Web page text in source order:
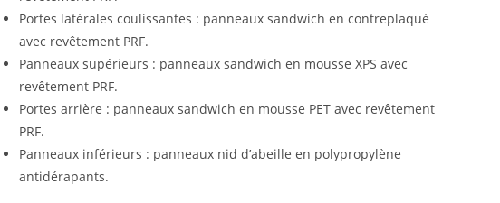
Portes latérales coulissantes : panneaux sandwich en contreplaqué
avec revêtement PRF.
Panneaux supérieurs : panneaux sandwich en mousse XPS avec
revêtement PRF.
Portes arrière : panneaux sandwich en mousse PET avec revêtement
PRF.
Panneaux inférieurs : panneaux nid d’abeille en polypropylène
antidérapants.